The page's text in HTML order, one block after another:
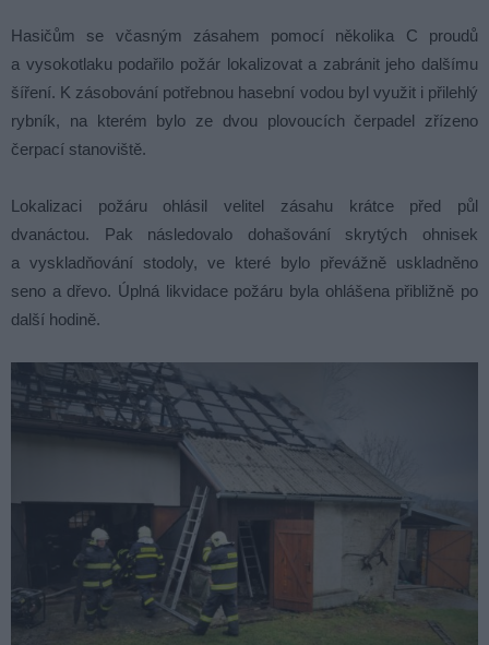
Hasičům se včasným zásahem pomocí několika C proudů
a vysokotlaku podařilo požár lokalizovat a zabránit jeho dalšímu
šíření. K zásobování potřebnou hasební vodou byl využit i přilehlý
rybník, na kterém bylo ze dvou plovoucích čerpadel zřízeno
čerpací stanoviště.
Lokalizaci požáru ohlásil velitel zásahu krátce před půl
dvanáctou. Pak následovalo dohašování skrytých ohnisek
a vyskladňování stodoly, ve které bylo převážně uskladněno
seno a dřevo. Úplná likvidace požáru byla ohlášena přibližně po
další hodině.